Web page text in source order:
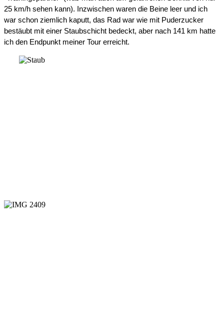
25 km/h sehen kann). Inzwischen waren die Beine leer und ich
war schon ziemlich kaputt, das Rad war wie mit Puderzucker
bestäubt mit einer Staubschicht bedeckt, aber nach 141 km hatte
ich den Endpunkt meiner Tour erreicht.